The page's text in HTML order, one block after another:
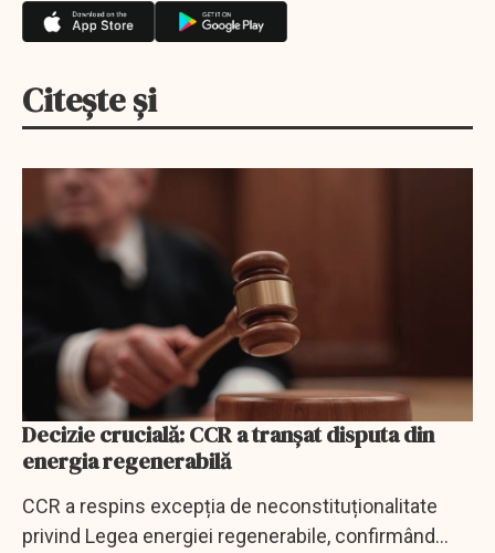
Citește și
Decizie crucială: CCR a tranșat disputa din
energia regenerabilă
CCR a respins excepția de neconstituționalitate
privind Legea energiei regenerabile, confirmând